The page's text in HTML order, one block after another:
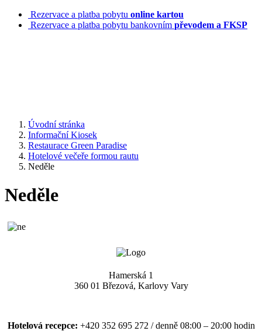
Rezervace a platba pobytu online kartou
Rezervace a platba pobytu bankovním převodem a FKSP
Úvodní stránka
Informační Kiosek
Restaurace Green Paradise
Hotelové večeře formou rautu
Neděle
Neděle
Hamerská 1
360 01 Březová, Karlovy Vary
Hotelová recepce: +420 352 695 272 / denně 08:00 – 20:00 hodin